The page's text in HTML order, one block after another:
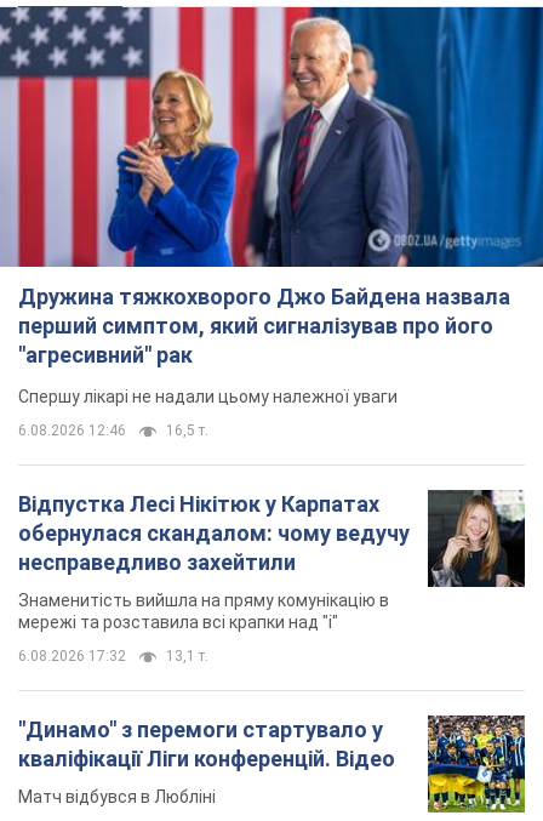
Дружина тяжкохворого Джо Байдена назвала
перший симптом, який сигналізував про його
"агресивний" рак
Спершу лікарі не надали цьому належної уваги
6.08.2026 12:46 16,5 т.
Відпустка Лесі Нікітюк у Карпатах
обернулася скандалом: чому ведучу
несправедливо захейтили
Знаменитість вийшла на пряму комунікацію в
мережі та розставила всі крапки над "і"
6.08.2026 17:32 13,1 т.
"Динамо" з перемоги стартувало у
кваліфікації Ліги конференцій. Відео
Матч відбувся в Любліні